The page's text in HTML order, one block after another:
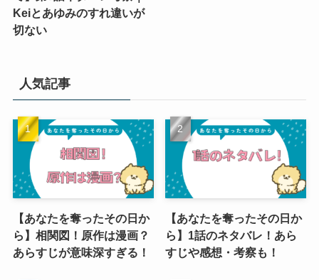
Keiとあゆみのすれ違いが
切ない
人気記事
【あなたを奪ったその日か
ら】相関図！原作は漫画？
あらすじが意味深すぎる！
【あなたを奪ったその日か
ら】1話のネタバレ！あら
すじや感想・考察も！